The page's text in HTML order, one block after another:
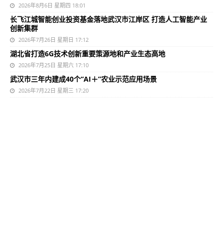
2026年8月6日 星期四 18:01
长飞江城智能创业投资基金落地武汉市江岸区 打造人工智能产业
创新集群
2026年7月26日 星期日 17:12
湖北省打造6G技术创新重要策源地和产业生态高地
2026年7月25日 星期六 17:10
武汉市三年内建成40个“AI＋”农业示范应用场景
2026年7月22日 星期三 17:20